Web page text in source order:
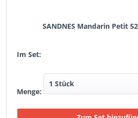
SANDNES Mandarin Petit
Im Set:
Menge: